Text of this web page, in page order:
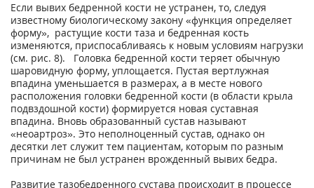
Если вывих бедренной кости не устранен, то, следуя
известному биологическому закону «функция определяет
форму», растущие кости таза и бедренная кость
изменяются, приспосабливаясь к новым условиям нагрузки
(см. рис. 8). Головка бедренной кости теряет обычную
шаровидную форму, уплощается. Пустая вертлужная
впадина уменьшается в размерах, а в месте нового
расположения головки бедренной кости (в области крыла
подвздошной кости) формируется новая суставная
впадина. Вновь образованный сустав называют
«неоартроз». Это неполноценный сустав, однако он
десятки лет служит тем пациентам, которым по разным
причинам не был устранен врожденный вывих бедра.
Развитие тазобедренного сустава происходит в процессе